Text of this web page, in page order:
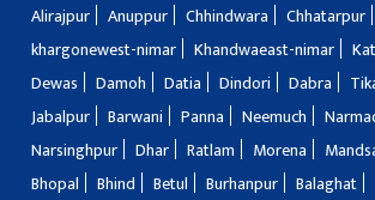
Alirajpur
Anuppur Chhindwara Chhatarpur
khargonewest-nimar
Khandwaeast-nimar
Dewas
Damoh Datia Dindori Dabra
Jabalpur
Barwani Panna Neemuch
Narsinghpur
Dhar Ratlam Morena
Bhopal
Bhind Betul Burhanpur Balaghat